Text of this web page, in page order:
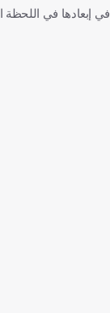
في إبعادها في اللحظة